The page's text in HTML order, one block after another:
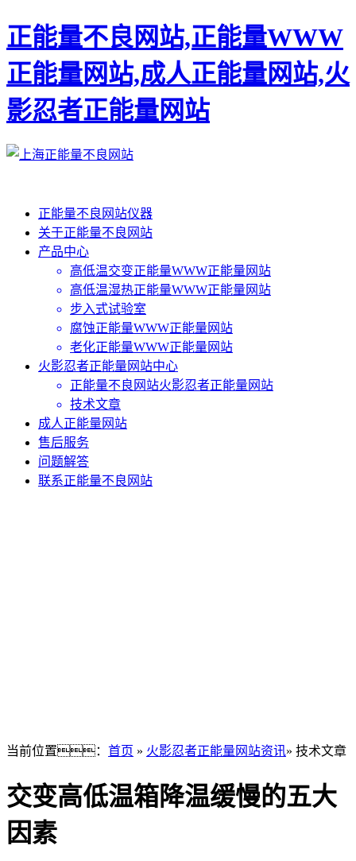
正能量不良网站,正能量WWW
正能量网站,成人正能量网站,火
影忍者正能量网站
正能量不良网站仪器
关于正能量不良网站
产品中心
高低温交变正能量WWW正能量网站
高低温湿热正能量WWW正能量网站
步入式试验室
腐蚀正能量WWW正能量网站
老化正能量WWW正能量网站
火影忍者正能量网站中心
正能量不良网站火影忍者正能量网站
技术文章
成人正能量网站
售后服务
问题解答
联系正能量不良网站
当前位置： 首页 » 火影忍者正能量网站资讯» 技术文章
交变高低温箱降温缓慢的五大
因素